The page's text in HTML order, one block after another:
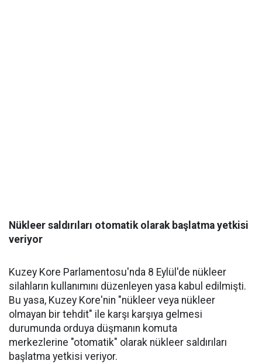
Nükleer saldırıları otomatik olarak başlatma yetkisi
veriyor
Kuzey Kore Parlamentosu'nda 8 Eylül'de nükleer
silahların kullanımını düzenleyen yasa kabul edilmişti.
Bu yasa, Kuzey Kore'nin "nükleer veya nükleer
olmayan bir tehdit" ile karşı karşıya gelmesi
durumunda orduya düşmanın komuta
merkezlerine "otomatik" olarak nükleer saldırıları
başlatma yetkisi veriyor.